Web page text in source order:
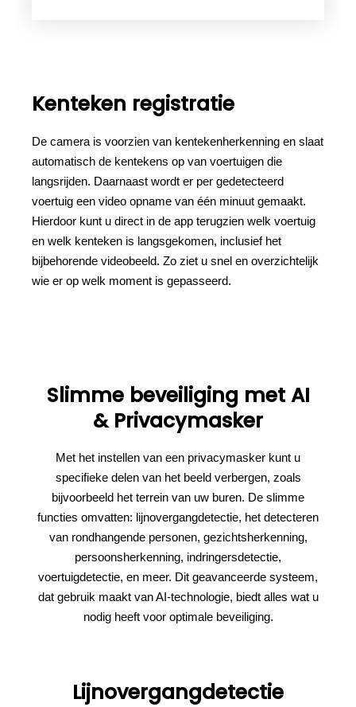
Kenteken registratie
De camera is voorzien van kentekenherkenning en slaat
automatisch de kentekens op van voertuigen die
langsrijden. Daarnaast wordt er per gedetecteerd
voertuig een video opname van één minuut gemaakt.
Hierdoor kunt u direct in de app terugzien welk voertuig
en welk kenteken is langsgekomen, inclusief het
bijbehorende videobeeld. Zo ziet u snel en overzichtelijk
wie er op welk moment is gepasseerd.
Slimme beveiliging met AI
& Privacymasker
Met het instellen van een privacymasker kunt u
specifieke delen van het beeld verbergen, zoals
bijvoorbeeld het terrein van uw buren. De slimme
functies omvatten: lijnovergangdetectie, het detecteren
van rondhangende personen, gezichtsherkenning,
persoonsherkenning, indringersdetectie,
voertuigdetectie, en meer. Dit geavanceerde systeem,
dat gebruik maakt van AI-technologie, biedt alles wat u
nodig heeft voor optimale beveiliging.
Lijnovergangdetectie